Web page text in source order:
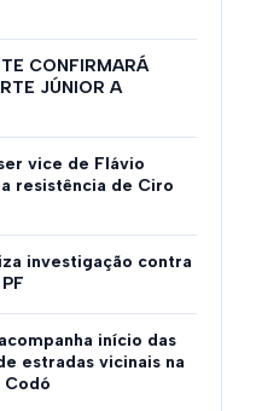
CONFIRMARÁ
JÚNIOR A
vice de Flávio
resistência de Ciro
investigação contra
início das
estradas vicinais na
Codó